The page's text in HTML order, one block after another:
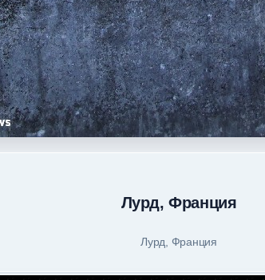
Лурд, Франция
Лурд, Франция